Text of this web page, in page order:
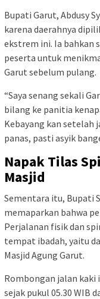
Bupati Garut, Abdusy
karena daerahnya
ekstrem ini. Ia bahkan
peserta untuk
Garut sebelum pulang.
“Saya senang sekali
bilang ke panitia
Kebayang kan setelah
panas, pasti asyik
Napak Tilas
Masjid
Sementara itu, Bupati
memaparkan bahwa
Perjalanan fisik dan
tempat ibadah, yaitu
Masjid Agung Garut.
Rombongan jalan
sejak pukul 05.30 WIB